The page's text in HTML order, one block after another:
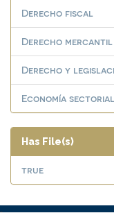
Derecho fiscal
Derecho mercantil
Derecho y
Economía sectorial
Has File(s)
true